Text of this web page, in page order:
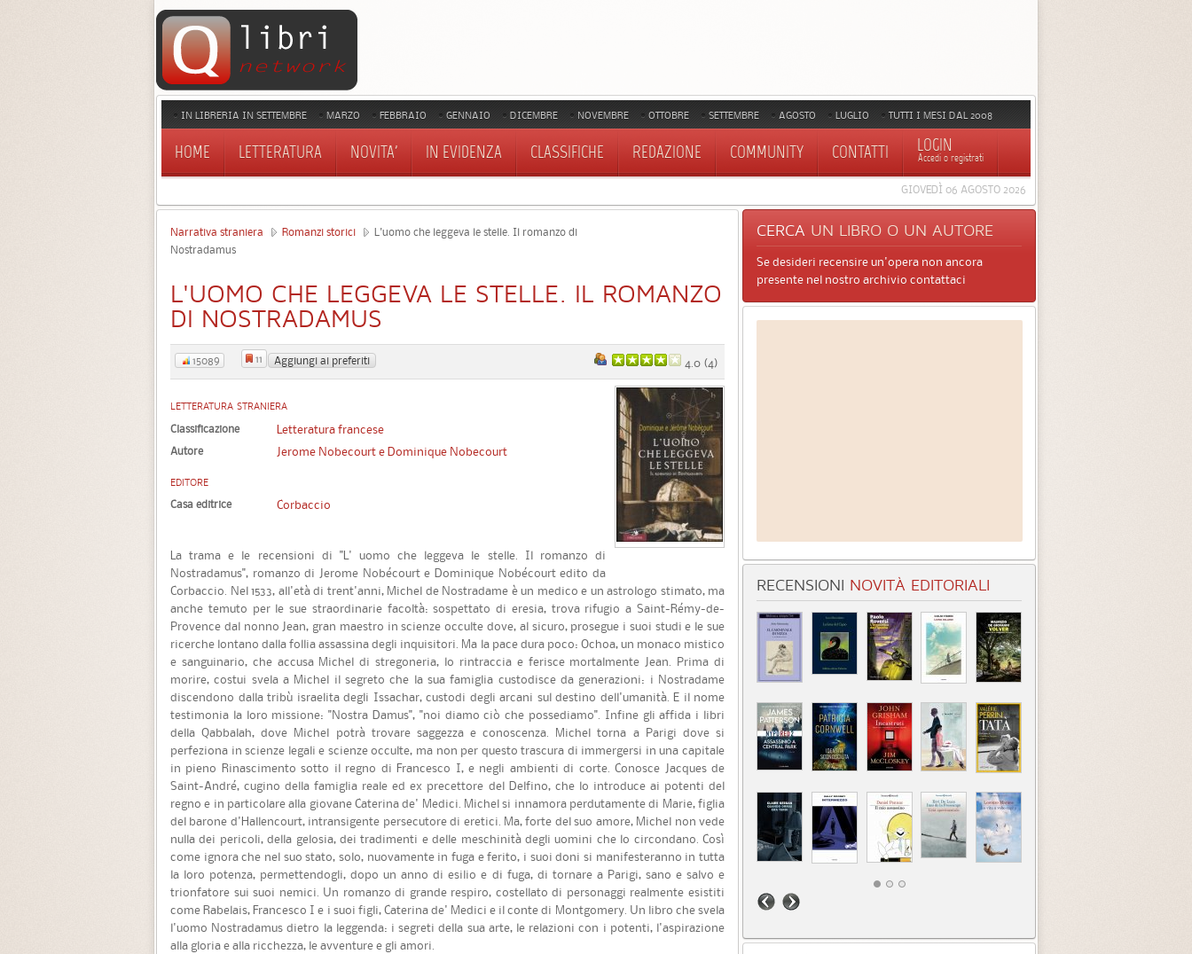
IN LIBRERIA IN SETTEMBRE MARZO FEBBRAIO GENNAIO DICEMBRE NOVEMBRE OTTOBRE SETTEMBRE AGOSTO LUGLIO TUTTI I MESI DAL 2008
HOME LETTERATURA NOVITA' IN EVIDENZA CLASSIFICHE REDAZIONE COMMUNITY CONTATTI LOGIN
Accedi o registrati
GIOVEDÌ 06 AGOSTO 2026
Narrativa straniera Romanzi storici
L'uomo che leggeva le stelle. Il romanzo di
Nostradamus
L'UOMO CHE LEGGEVA LE STELLE. IL ROMANZO
DI NOSTRADAMUS
4.0 (4)
15089 11 Aggiungi ai preferiti
LETTERATURA STRANIERA
Classificazione Letteratura francese
Autore Jerome Nobecourt e Dominique Nobecourt
EDITORE
Casa editrice Corbaccio
La trama e le recensioni di "L' uomo che leggeva le stelle. Il romanzo di
Nostradamus", romanzo di Jerome Nobécourt e Dominique Nobécourt edito da
Corbaccio. Nel 1533, all'età di trent'anni, Michel de Nostradame è un medico e un astrologo stimato, ma
anche temuto per le sue straordinarie facoltà: sospettato di eresia, trova rifugio a Saint-Rémy-de-
Provence dal nonno Jean, gran maestro in scienze occulte dove, al sicuro, prosegue i suoi studi e le sue
ricerche lontano dalla follia assassina degli inquisitori. Ma la pace dura poco: Ochoa, un monaco mistico
e sanguinario, che accusa Michel di stregoneria, lo rintraccia e ferisce mortalmente Jean. Prima di
morire, costui svela a Michel il segreto che la sua famiglia custodisce da generazioni: i Nostradame
discendono dalla tribù israelita degli Issachar, custodi degli arcani sul destino dell'umanità. E il nome
testimonia la loro missione: "Nostra Damus", "noi diamo ciò che possediamo". Infine gli affida i libri
della Qabbalah, dove Michel potrà trovare saggezza e conoscenza. Michel torna a Parigi dove si
perfeziona in scienze legali e scienze occulte, ma non per questo trascura di immergersi in una capitale
in pieno Rinascimento sotto il regno di Francesco I, e negli ambienti di corte. Conosce Jacques de
Saint-André, cugino della famiglia reale ed ex precettore del Delfino, che lo introduce ai potenti del
regno e in particolare alla giovane Caterina de' Medici. Michel si innamora perdutamente di Marie, figlia
del barone d'Hallencourt, intransigente persecutore di eretici. Ma, forte del suo amore, Michel non vede
nulla dei pericoli, della gelosia, dei tradimenti e delle meschinità degli uomini che lo circondano. Così
come ignora che nel suo stato, solo, nuovamente in fuga e ferito, i suoi doni si manifesteranno in tutta
la loro potenza, permettendogli, dopo un anno di esilio e di fuga, di tornare a Parigi, sano e salvo e
trionfatore sui suoi nemici. Un romanzo di grande respiro, costellato di personaggi realmente esistiti
come Rabelais, Francesco I e i suoi figli, Caterina de' Medici e il conte di Montgomery. Un libro che svela
l'uomo Nostradamus dietro la leggenda: i segreti della sua arte, le relazioni con i potenti, l'aspirazione
alla gloria e alla ricchezza, le avventure e gli amori.
CERCA UN LIBRO O UN AUTORE
Se desideri recensire un'opera non ancora
presente nel nostro archivio contattaci
RECENSIONI NOVITÀ EDITORIALI